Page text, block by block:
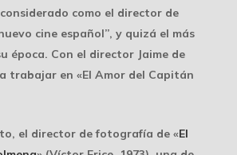
como el director de
cine español”, y quizá el más
época. Con el director Jaime de
trabajar en «El Amor del Capitán
el director de fotografía de «El